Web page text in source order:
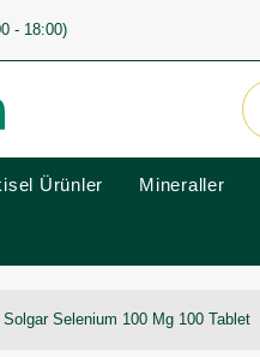
- 18:00)
Ürünler Mineraller
Solgar Selenium 100 Mg 100 Tablet